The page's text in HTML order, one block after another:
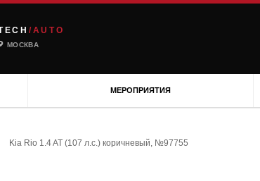
/AUTO
МОСКВА
МЕРОПРИЯТИЯ
Kia Rio 1.4 AT (107 л.с.) коричневый, №97755